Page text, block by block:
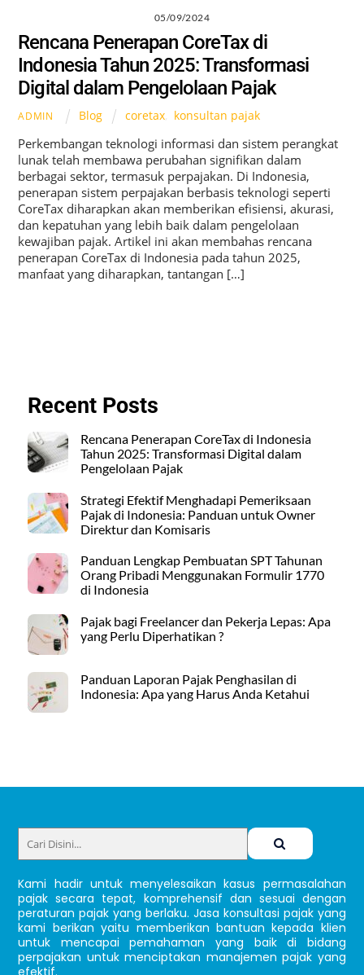
05/09/2024
Rencana Penerapan CoreTax di
Indonesia Tahun 2025: Transformasi
Digital dalam Pengelolaan Pajak
ADMIN Blog coretax konsultan pajak
Perkembangan teknologi informasi dan sistem perangkat
lunak telah membawa perubahan signifikan dalam
berbagai sektor, termasuk perpajakan. Di Indonesia,
penerapan sistem perpajakan berbasis teknologi seperti
CoreTax diharapkan akan memberikan efisiensi, akurasi,
dan kepatuhan yang lebih baik dalam pengelolaan
kewajiban pajak. Artikel ini akan membahas rencana
penerapan CoreTax di Indonesia pada tahun 2025,
manfaat yang diharapkan, tantangan […]
Recent Posts
Rencana Penerapan CoreTax di Indonesia
Tahun 2025: Transformasi Digital dalam
Pengelolaan Pajak
Strategi Efektif Menghadapi Pemeriksaan
Pajak di Indonesia: Panduan untuk Owner
Direktur dan Komisaris
Panduan Lengkap Pembuatan SPT Tahunan
Orang Pribadi Menggunakan Formulir 1770
di Indonesia
Pajak bagi Freelancer dan Pekerja Lepas: Apa
yang Perlu Diperhatikan ?
Panduan Laporan Pajak Penghasilan di
Indonesia: Apa yang Harus Anda Ketahui
Top
Kami hadir untuk menyelesaikan kasus permasalahan
pajak secara tepat, komprehensif dan sesuai dengan
peraturan pajak yang berlaku. Jasa konsultasi pajak yang
kami berikan yaitu memberikan bantuan kepada klien
untuk mencapai pemahaman yang baik di bidang
perpajakan untuk menciptakan manajemen pajak yang